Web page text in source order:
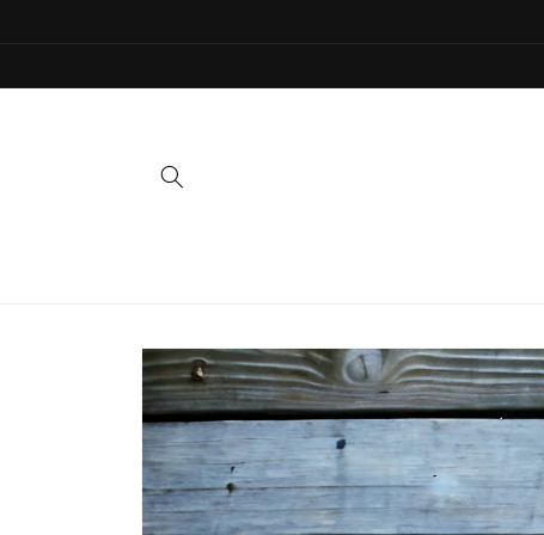
Ürün
bilgisine
atla